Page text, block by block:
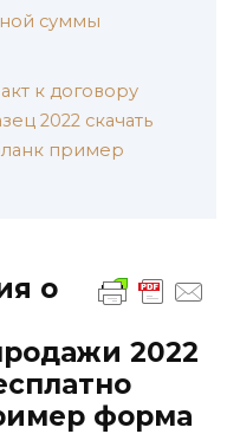
суммы
к договору
2022 скачать
пример
о
2022
форма